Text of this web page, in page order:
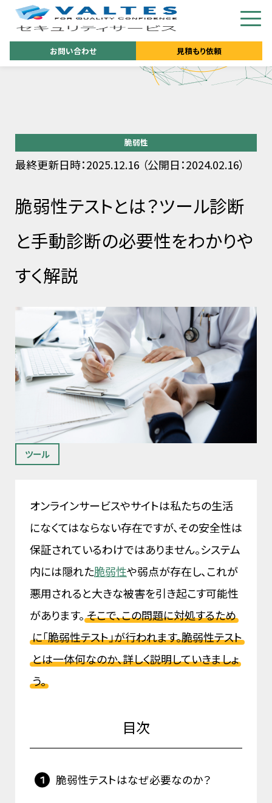
お問い合わせ 見積もり依頼
脆弱性
最終更新日時：2025.12.16 （公開日：2024.02.16）
脆弱性テストとは？ツール診断
と手動診断の必要性をわかりや
すく解説
ツール
オンラインサービスやサイトは私たちの生活
になくてはならない存在ですが、その安全性は
保証されているわけではありません。システム
内には隠れた脆弱性や弱点が存在し、これが
悪用されると大きな被害を引き起こす可能性
があります。 そこで、この問題に対処するため
に「脆弱性テスト」が行われます。脆弱性テスト
とは一体何なのか、詳しく説明していきましょ
う。
目次
脆弱性テストはなぜ必要なのか？